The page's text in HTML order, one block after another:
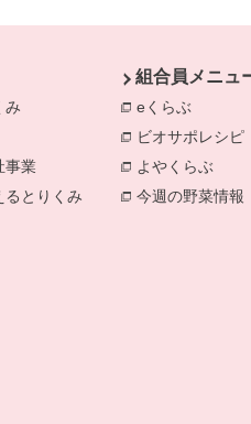
み 別のウィンドウで開きます。
別のウィンドウで開きます。
事業 別のウィンドウで開きます。
るとりくみ 別のウィンドウで開きま
組合員メニュ
eくらぶ
ビオサポレシピ
よやくらぶ 別
今週の野菜情報